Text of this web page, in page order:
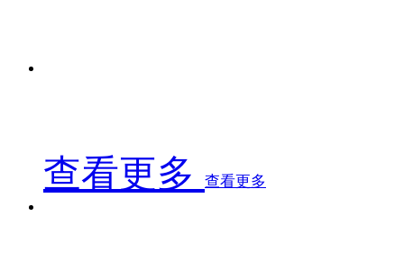
查看更多 查看更多